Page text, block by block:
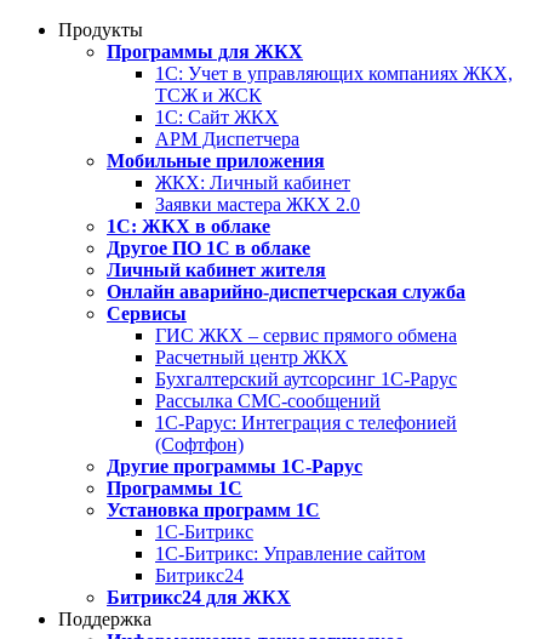
Продукты
Программы для ЖКХ
1С: Учет в управляющих компаниях ЖКХ,
ТСЖ и ЖСК
1С: Сайт ЖКХ
АРМ Диспетчера
Мобильные приложения
ЖКХ: Личный кабинет
Заявки мастера ЖКХ 2.0
1С: ЖКХ в облаке
Другое ПО 1С в облаке
Личный кабинет жителя
Онлайн аварийно-диспетчерская служба
Сервисы
ГИС ЖКХ – сервис прямого обмена
Расчетный центр ЖКХ
Бухгалтерский аутсорсинг 1С-Рарус
Рассылка СМС-сообщений
1С-Рарус: Интеграция с телефонией
(Софтфон)
Другие программы 1С-Рарус
Программы 1С
Установка программ 1С
1С-Битрикс
1С-Битрикс: Управление сайтом
Битрикс24
Битрикс24 для ЖКХ
Поддержка